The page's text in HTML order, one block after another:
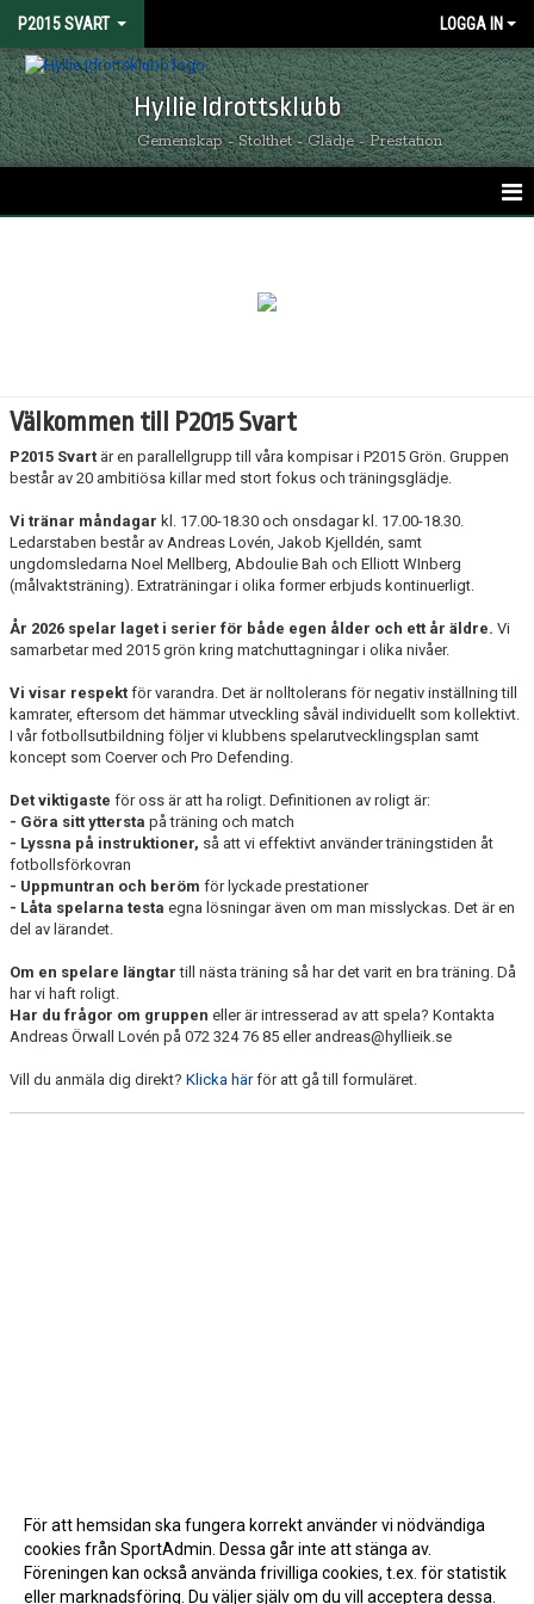
P2015 SVART LOGGA IN
Hyllie Idrottsklubb
Gemenskap - Stolthet - Glädje - Prestation
KONTAKT
Välkommen till P2015 Svart
P2015 Svart är en parallellgrupp till våra kompisar i P2015 Grön. Gruppen
består av 20 ambitiösa killar med stort fokus och träningsglädje.
Vi tränar måndagar kl. 17.00-18.30 och onsdagar kl. 17.00-18.30.
Ledarstaben består av Andreas Lovén, Jakob Kjelldén, samt
ungdomsledarna Noel Mellberg, Abdoulie Bah och Elliott WInberg
(målvaktsträning). Extraträningar i olika former erbjuds kontinuerligt.
År 2026 spelar laget i serier för både egen ålder och ett år äldre. Vi
samarbetar med 2015 grön kring matchuttagningar i olika nivåer.
Vi visar respekt för varandra. Det är nolltolerans för negativ inställning till
kamrater, eftersom det hämmar utveckling såväl individuellt som kollektivt.
I vår fotbollsutbildning följer vi klubbens spelarutvecklingsplan samt
koncept som Coerver och Pro Defending.
Det viktigaste för oss är att ha roligt. Definitionen av roligt är:
- Göra sitt yttersta på träning och match
- Lyssna på instruktioner, så att vi effektivt använder träningstiden åt
fotbollsförkovran
- Uppmuntran och beröm för lyckade prestationer
- Låta spelarna testa egna lösningar även om man misslyckas. Det är en
del av lärandet.
Om en spelare längtartill nästa träning så har det varit en bra träning. Då
har vi haft roligt.
Har du frågor om gruppen eller är intresserad av att spela? Kontakta
Andreas Örwall Lovén på 072 324 76 85 eller andreas@hyllieik.se
Vill du anmäla dig direkt? Klicka härför att gå till formuläret.
För att hemsidan ska fungera korrekt använder vi nödvändiga
cookies från SportAdmin. Dessa går inte att stänga av.
Föreningen kan också använda frivilliga cookies, t.ex. för statistik
eller marknadsföring. Du väljer själv om du vill acceptera dessa.